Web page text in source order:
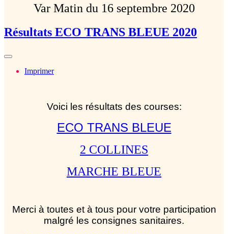
Var Matin du 16 septembre 2020
Résultats ECO TRANS BLEUE 2020
Imprimer
Voici les résultats des courses:
ECO TRANS BLEUE
2 COLLINES
MARCHE BLEUE
Merci à toutes et à tous pour votre participation
malgré les consignes sanitaires.